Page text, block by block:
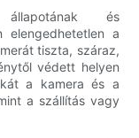
és
elengedhetetlen a
tiszta, száraz,
védett helyen
a kamera és a
a szállítás vagy